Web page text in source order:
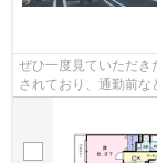
ぜひ一度見ていただき
されており、通勤前